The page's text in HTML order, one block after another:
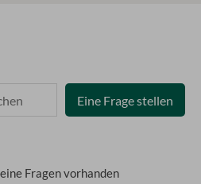
Eine Frage stellen
Fragen vorhanden